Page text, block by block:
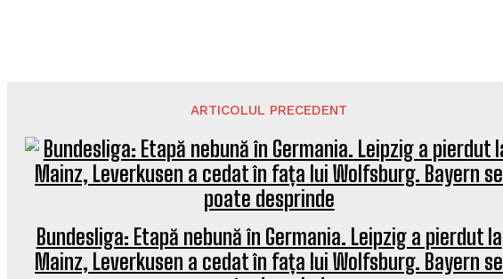
ARTICOLUL PRECEDENT
Bundesliga: Etapă nebună în Germania. Leipzig a pierdut la
Mainz, Leverkusen a cedat în fața lui Wolfsburg. Bayern se